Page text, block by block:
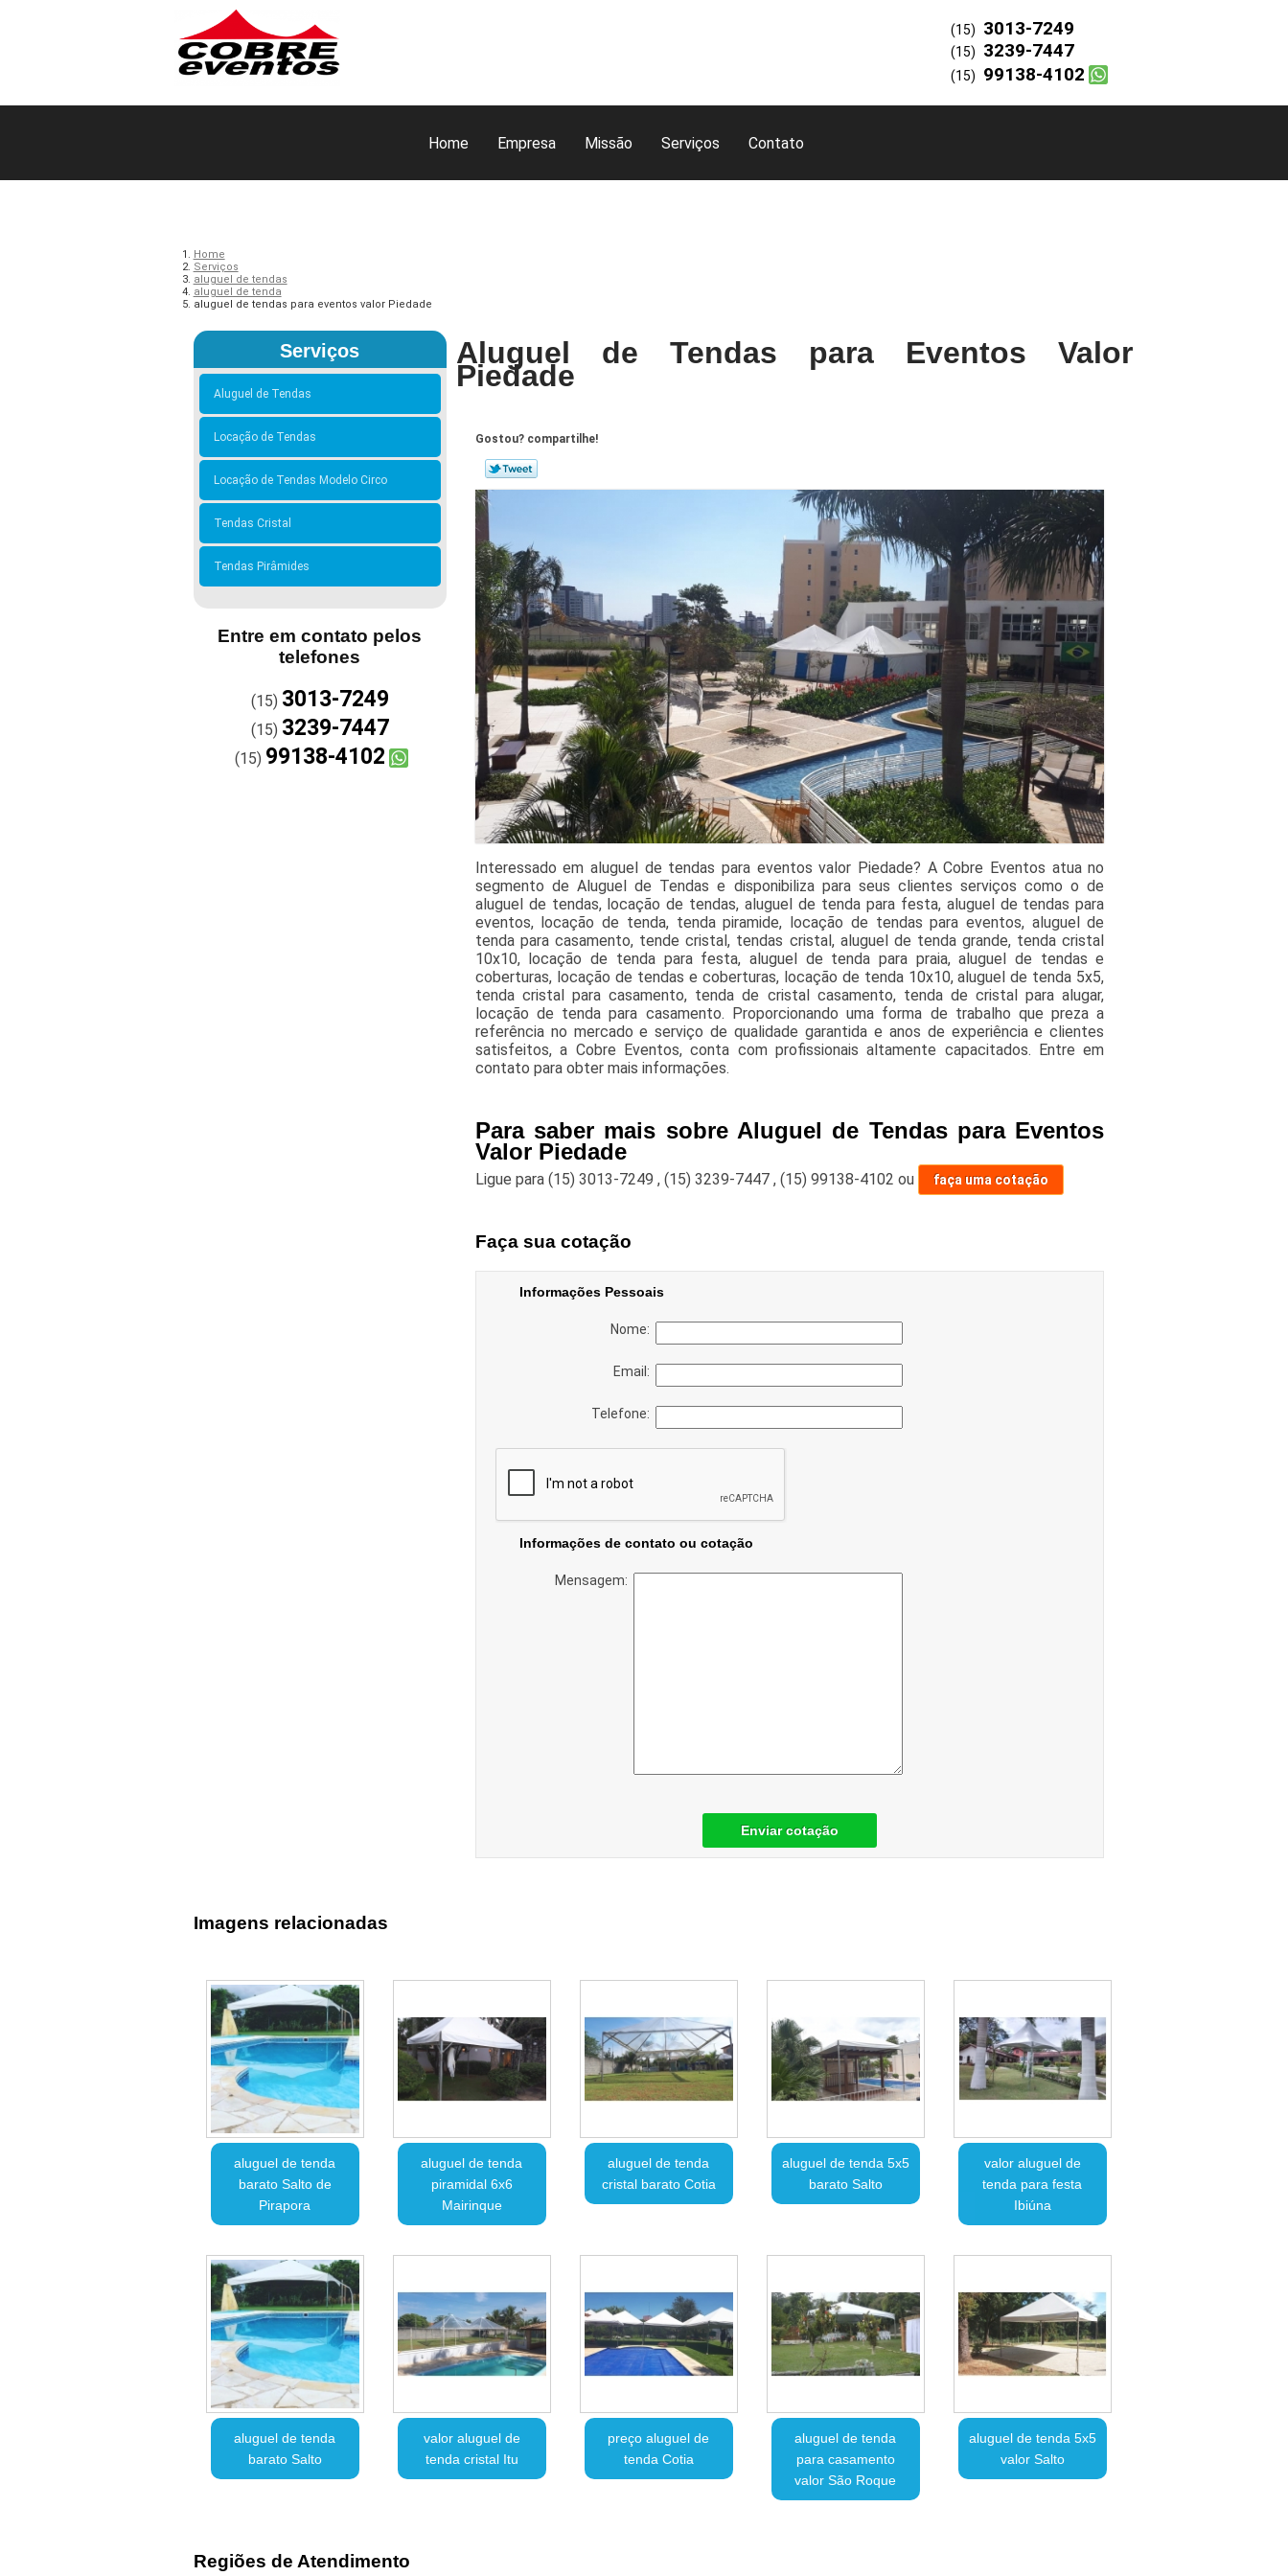
Home Empresa Missão Serviços Contato
(15) 3013-7249
(15) 3239-7447
(15) 99138-4102
Home
Serviços
aluguel de tendas
aluguel de tenda
aluguel de tendas para eventos valor Piedade
Serviços
Aluguel de Tendas
Locação de Tendas
Locação de Tendas Modelo Circo
Tendas Cristal
Tendas Pirâmides
Entre em contato pelos
telefones
(15) 3013-7249
(15) 3239-7447
(15) 99138-4102
Aluguel de Tendas para Eventos Valor
Piedade
Gostou? compartilhe!
Interessado em aluguel de tendas para eventos valor Piedade? A Cobre Eventos atua no
segmento de Aluguel de Tendas e disponibiliza para seus clientes serviços como o de
aluguel de tendas, locação de tendas, aluguel de tenda para festa, aluguel de tendas para
eventos, locação de tenda, tenda piramide, locação de tendas para eventos, aluguel de
tenda para casamento, tende cristal, tendas cristal, aluguel de tenda grande, tenda cristal
10x10, locação de tenda para festa, aluguel de tenda para praia, aluguel de tendas e
coberturas, locação de tendas e coberturas, locação de tenda 10x10, aluguel de tenda 5x5,
tenda cristal para casamento, tenda de cristal casamento, tenda de cristal para alugar,
locação de tenda para casamento. Proporcionando uma forma de trabalho que preza a
referência no mercado e serviço de qualidade garantida e anos de experiência e clientes
satisfeitos, a Cobre Eventos, conta com profissionais altamente capacitados. Entre em
contato para obter mais informações.
Para saber mais sobre Aluguel de Tendas para Eventos
Valor Piedade
Ligue para (15) 3013-7249 , (15) 3239-7447 , (15) 99138-4102 ou faça uma cotação
Faça sua cotação
Informações Pessoais
Nome:
Email:
Telefone:
Informações de contato ou cotação
Mensagem:
Enviar cotação
Imagens relacionadas
aluguel de tenda
barato Salto de
Pirapora
aluguel de tenda
piramidal 6x6
Mairinque
aluguel de tenda
cristal barato Cotia
aluguel de tenda 5x5
barato Salto
valor aluguel de
tenda para festa
Ibiúna
aluguel de tenda
barato Salto
valor aluguel de
tenda cristal Itu
preço aluguel de
tenda Cotia
aluguel de tenda
para casamento
valor São Roque
aluguel de tenda 5x5
valor Salto
Regiões de Atendimento